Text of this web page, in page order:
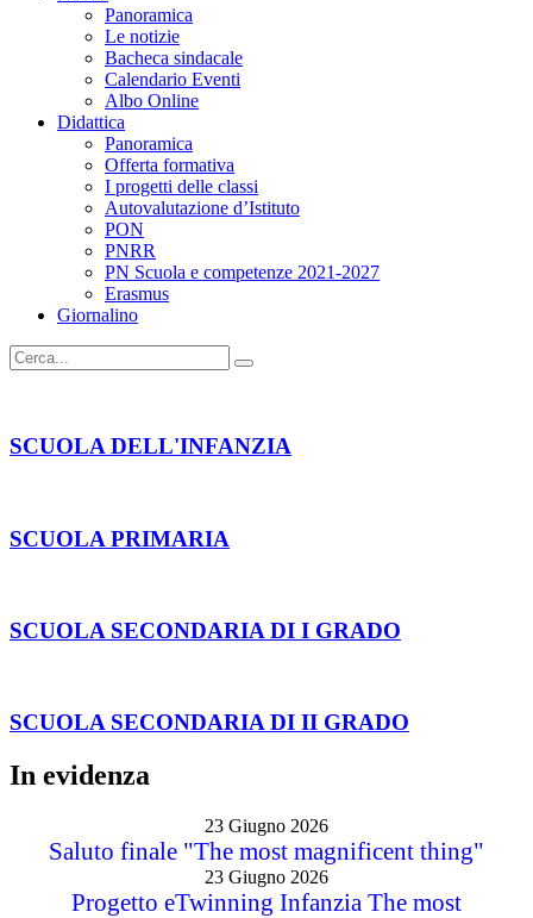
Panoramica
Le notizie
Bacheca sindacale
Calendario Eventi
Albo Online
Didattica
Panoramica
Offerta formativa
I progetti delle classi
Autovalutazione d’Istituto
PON
PNRR
PN Scuola e competenze 2021-2027
Erasmus
Giornalino
SCUOLA DELL'INFANZIA
SCUOLA PRIMARIA
SCUOLA SECONDARIA DI I GRADO
SCUOLA SECONDARIA DI II GRADO
In evidenza
23 Giugno 2026
Saluto finale "The most magnificent thing"
23 Giugno 2026
Progetto eTwinning Infanzia The most